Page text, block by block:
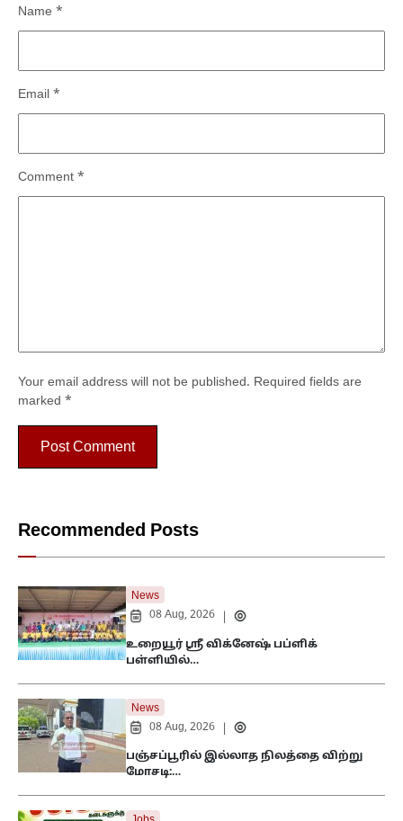
Your email address will not be published. Required fields are
marked *
Comment *
Name *
Email *
Recommended Posts
News
08 Aug, 2026
உறையூர் ஸ்ரீ விக்னேஷ் பப்ளிக்
பள்ளியில்…
News
08 Aug, 2026
பஞ்சப்பூரில் இல்லாத நிலத்தை விற்று
மோசடி:…